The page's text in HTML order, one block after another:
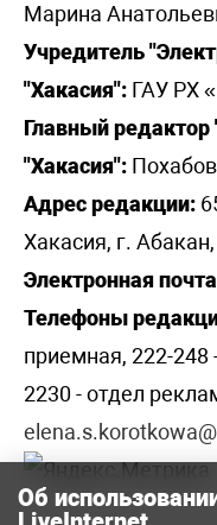
Марина
Учредитель
"Хакасия": ГАУ РХ
Главный редактор
"Хакасия":
Адрес редакции:
Хакасия, г.
Электронная
Телефоны
приемная, 222-248
2230 - отдел
Об